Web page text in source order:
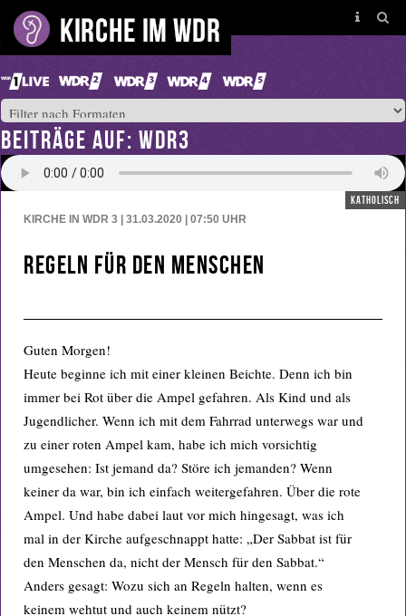
BEITRÄGE AUF: WDR3
katholisch
KIRCHE IN WDR 3 | 31.03.2020 | 07:50 UHR
Regeln für den Menschen
Guten Morgen!
Heute beginne ich mit einer kleinen Beichte. Denn ich bin
immer bei Rot über die Ampel gefahren. Als Kind und als
Jugendlicher. Wenn ich mit dem Fahrrad unterwegs war und
zu einer roten Ampel kam, habe ich mich vorsichtig
umgesehen: Ist jemand da? Störe ich jemanden? Wenn
keiner da war, bin ich einfach weitergefahren. Über die rote
Ampel. Und habe dabei laut vor mich hingesagt, was ich
mal in der Kirche aufgeschnappt hatte: „Der Sabbat ist für
den Menschen da, nicht der Mensch für den Sabbat.“
Anders gesagt: Wozu sich an Regeln halten, wenn es
keinem wehtut und auch keinem nützt?